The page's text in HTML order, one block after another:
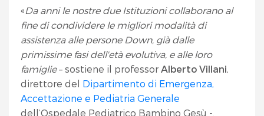
«Da anni le nostre due Istituzioni collaborano al
fine di condividere le migliori modalità di
assistenza alle persone Down, già dalle
primissime fasi dell'età evolutiva, e alle loro
famiglie– sostiene il professor Alberto Villani,
direttore del Dipartimento di Emergenza,
Accettazione e Pediatria Generale
dell’Ospedale Pediatrico Bambino Gesù -.